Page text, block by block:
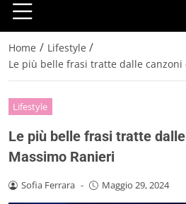
Home / Lifestyle /
Le più belle frasi tratte dalle canzoni
Lifestyle
Le più belle frasi tratte
Massimo Ranieri
Sofia Ferrara - Maggio 29, 2024